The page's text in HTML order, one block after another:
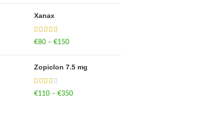
Xanax
€80 – €150Price range: €80
Zopiclon 7.5 mg
€110 – €350Price range: €110